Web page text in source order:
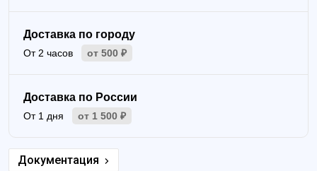
Доставка по городу
От 2 часов от 500 ₽
Доставка по России
От 1 дня от 1 500 ₽
Документация